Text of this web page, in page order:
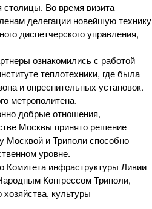
столицы. Во время визита
делегации новейшую технику
диспетчерского управления,
ознакомились с работой
теплотехники, где была
и опреснительных установок.
метрополитена.
добрые отношения,
Москвы принято решение
Москвой и Триполи способно
уровне.
Комитета инфраструктуры Ливии
Конгрессом Триполи,
культуры